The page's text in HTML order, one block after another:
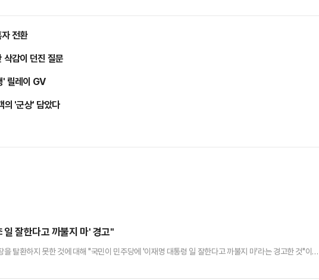
전환
감이 던진 질문
' 릴레이 GV
의 '군상' 담았다
잘한다고 까불지 마' 경고"
탈환하지 못한 것에 대해 "국민이 민주당에 '이재명 대통령 일 잘한다고 까불지 마'라는 경고한 것"이라
찬성하지 않는 오세훈 서울시장 당선인을 비롯해 한동훈·유의동 의원의 생환, 유승민 전 의원 등 인물의